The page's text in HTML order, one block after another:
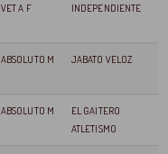
VET A F INDEPENDIENTE
ABSOLUTO M JABATO VELOZ
ABSOLUTO M
EL GAITERO
ATLETISMO